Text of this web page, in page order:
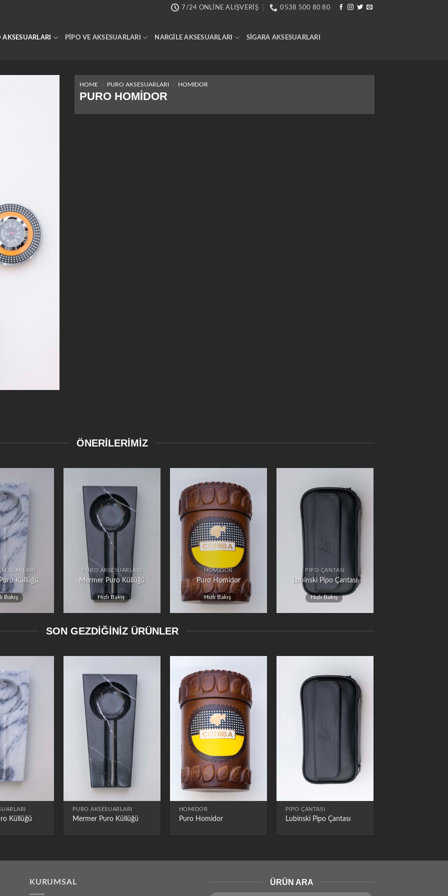
7/24 ONLINE ALIŞVERIŞ 0538 500 80 80
AKSESUARLARI PIPO VE AKSESUARLARI NARGILE AKSESUARLARI SIGARA AKSESUARLARI
HOME / PURO AKSESUARLARI / HOMIDOR
PURO HOMIDOR
ÖNERİLERİMİZ
Küllüğü
Bakış
PURO AKSESUARLARI
Mermer Puro Küllüğü
Hızlı Bakış
HOMIDOR
Puro Homidor
Hızlı Bakış
PIPO ÇANTASI
Lubinski Pipo Çantası
Hızlı Bakış
SON GEZDİĞİNİZ ÜRÜNLER
Küllüğü
PURO AKSESUARLARI
Mermer Puro Küllüğü
HOMIDOR
Puro Homidor
PIPO ÇANTASI
Lubinski Pipo Çantası
KURUMSAL ÜRÜN ARA